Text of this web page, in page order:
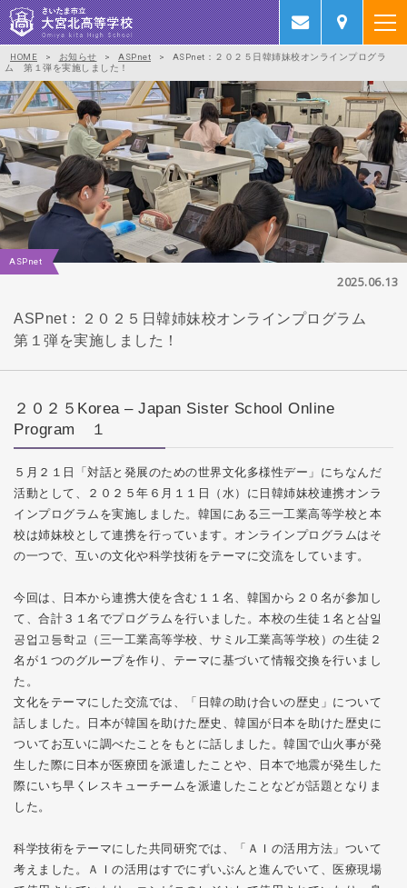
HOME > お知らせ > ASPnet >
ASPnet：２０２５日韓姉妹校オンラインプログラ
ム 第１弾を実施しました！
ASPnet
2025.06.13
ASPnet：２０２５日韓姉妹校オンラインプログラム
第１弾を実施しました！
２０２５Korea – Japan Sister School Online
Program １
５月２１日「対話と発展のための世界文化多様性デー」にちなんだ
活動として、２０２５年６月１１日（水）に日韓姉妹校連携オンラ
インプログラムを実施しました。韓国にある三一工業高等学校と本
校は姉妹校として連携を行っています。オンラインプログラムはそ
の一つで、互いの文化や科学技術をテーマに交流をしています。
今回は、日本から連携大使を含む１１名、韓国から２０名が参加し
て、合計３１名でプログラムを行いました。本校の生徒１名と삼일
공업고등학교（三一工業高等学校、サミル工業高等学校）の生徒２
名が１つのグループを作り、テーマに基づいて情報交換を行いまし
た。
文化をテーマにした交流では、「日韓の助け合いの歴史」について
話しました。日本が韓国を助けた歴史、韓国が日本を助けた歴史に
ついてお互いに調べたことをもとに話しました。韓国で山火事が発
生した際に日本が医療団を派遣したことや、日本で地震が発生した
際にいち早くレスキューチームを派遣したことなどが話題となりま
した。
科学技術をテーマにした共同研究では、「ＡＩの活用方法」ついて
考えました。ＡＩの活用はすでにずいぶんと進んでいて、医療現場